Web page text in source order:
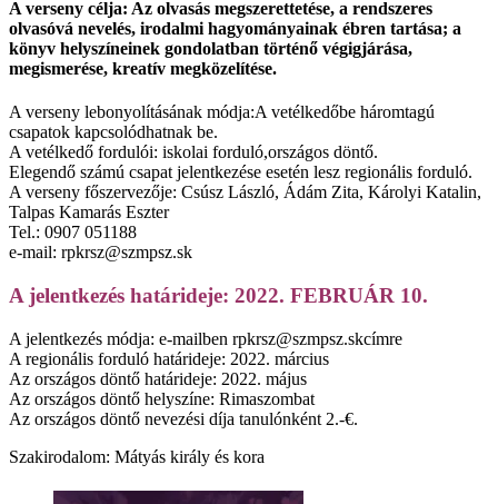
A verseny célja: Az olvasás megszerettetése, a rendszeres
olvasóvá nevelés, irodalmi hagyományainak ébren tartása; a
könyv helyszíneinek gondolatban történő végigjárása,
megismerése, kreatív megközelítése.
A verseny lebonyolításának módja:A vetélkedőbe háromtagú
csapatok kapcsolódhatnak be.
A vetélkedő fordulói: iskolai forduló,országos döntő.
Elegendő számú csapat jelentkezése esetén lesz regionális forduló.
A verseny főszervezője: Csúsz László, Ádám Zita, Károlyi Katalin,
Talpas Kamarás Eszter
Tel.: 0907 051188
e-mail: rpkrsz@szmpsz.sk
A jelentkezés határideje: 2022. FEBRUÁR 10.
A jelentkezés módja: e-mailben rpkrsz@szmpsz.skcímre
A regionális forduló határideje: 2022. március
Az országos döntő határideje: 2022. május
Az országos döntő helyszíne: Rimaszombat
Az országos döntő nevezési díja tanulónként 2.-€.
Szakirodalom: Mátyás király és kora